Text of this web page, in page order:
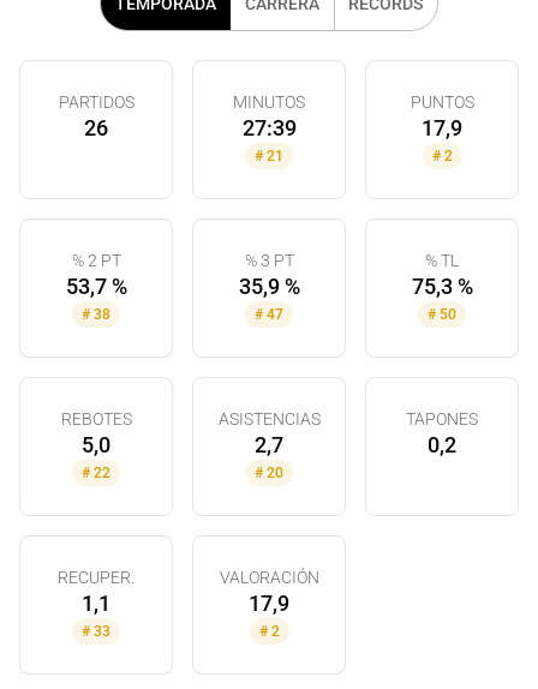
PARTIDOS
26
MINUTOS
27:39
# 21
PUNTOS
17,9
# 2
% 2 PT
53,7 %
# 38
% 3 PT
35,9 %
# 47
% TL
75,3 %
# 50
REBOTES
5,0
# 22
ASISTENCIAS
2,7
# 20
TAPONES
0,2
RECUPER.
1,1
# 33
VALORACIÓN
17,9
# 2